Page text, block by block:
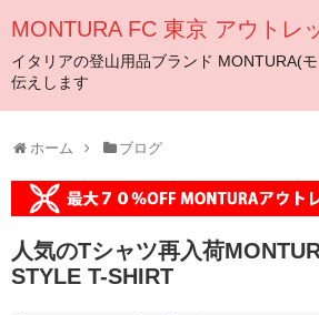
MONTURA FC 東京 アウトレ
イタリアの登山用品ブランド MONTURA(
伝えします
ホーム ブログ
人気のTシャツ再入荷
STYLE T-SHIRT